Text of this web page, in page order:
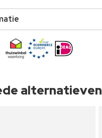
alternatieven